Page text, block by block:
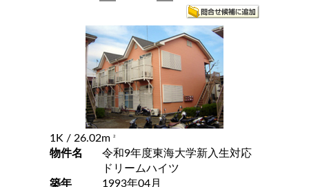
1K / 26.02m 2
物件名
令和9年度東海大学新入生対応
ドリームハイツ
築年
1993年04月